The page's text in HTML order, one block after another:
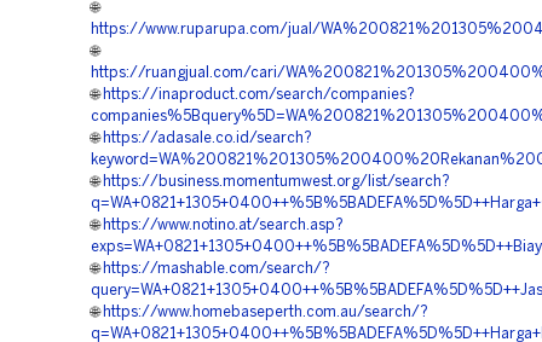
🌐
https://www.ruparupa.com/jual/
🌐
https://ruangjual.com/cari/
🌐 https://inaproduct.com/search/companies?
🌐 https://adasale.co.id/search?
🌐 https://business.momentumwest.org/list/search?
🌐 https://www.notino.at/search.asp?
🌐 https://mashable.com/search/?
🌐 https://www.homebaseperth.com.au/search/?